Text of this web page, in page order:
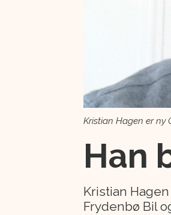
Kristian Hagen er ny
Han
Kristian
Frydenbø Bil